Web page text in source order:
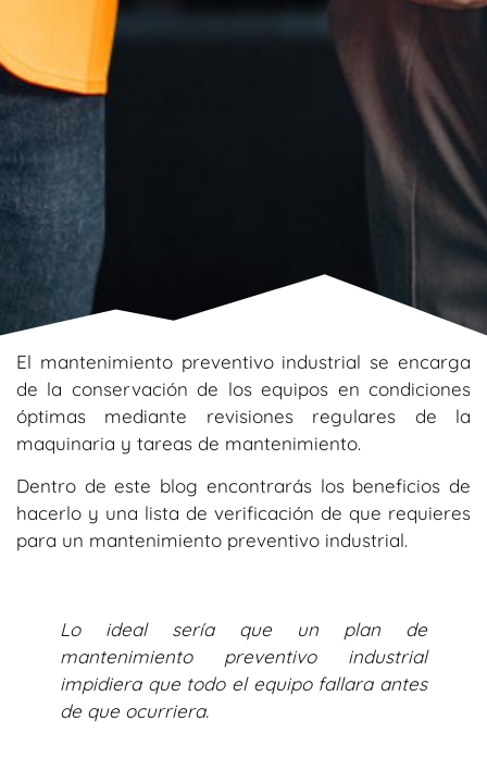
El mantenimiento preventivo industrial se encarga
de la conservación de los equipos en condiciones
óptimas mediante revisiones regulares de la
maquinaria y tareas de mantenimiento.
Dentro de este blog encontrarás los beneficios de
hacerlo y una lista de verificación de que requieres
para un mantenimiento preventivo industrial.
Lo ideal sería que un plan de
mantenimiento preventivo industrial
impidiera que todo el equipo fallara antes
de que ocurriera.